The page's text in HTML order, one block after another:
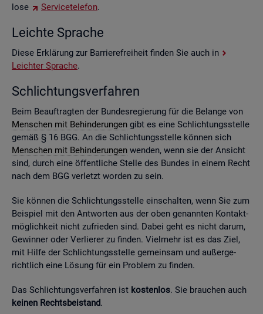
lo­se
Ser­vice­te­le­fon.
Leich­te Spra­che
Diese Er­klä­rung zur Bar­rie­re­frei­heit fin­den Sie auch in
Leich­ter Spra­che.
Schlich­tungs­ver­fah­ren
Beim Be­auf­trag­ten der Bun­des­re­gie­rung für die Be­lan­ge von
Men­schen mit Be­hin­de­run­gen gibt es eine Schlich­tungs­stel­le
gemäß § 16 BGG. An die Schlich­tungs­stel­le kön­nen sich
Men­schen mit Be­hin­de­run­gen wen­den, wenn sie der An­sicht
sind, durch eine öf­fent­li­che Stel­le des Bun­des in einem Recht
nach dem BGG ver­letzt wor­den zu sein.
Sie kön­nen die Schlich­tungs­stel­le ein­schal­ten, wenn Sie zum
Bei­spiel mit den Ant­wor­ten aus der oben ge­nann­ten Kon­takt­
mög­lich­keit nicht zu­frie­den sind. Dabei geht es nicht darum,
Ge­win­ner oder Ver­lie­rer zu fin­den. Viel­mehr ist es das Ziel,
mit Hilfe der Schlich­tungs­stel­le ge­mein­sam und au­ßer­ge­
richt­lich eine Lö­sung für ein Pro­blem zu fin­den.
Das Schlich­tungs­ver­fah­ren ist kos­ten­los. Sie brau­chen auch
kei­nen Rechts­bei­stand.